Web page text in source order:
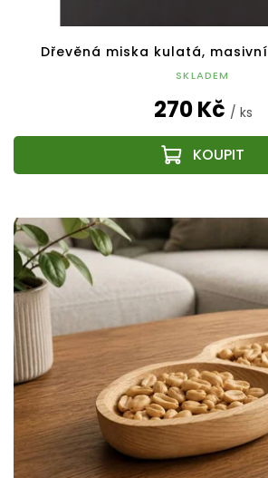
Dřevěná miska kulatá,
SKLADEM
270 Kč / ks